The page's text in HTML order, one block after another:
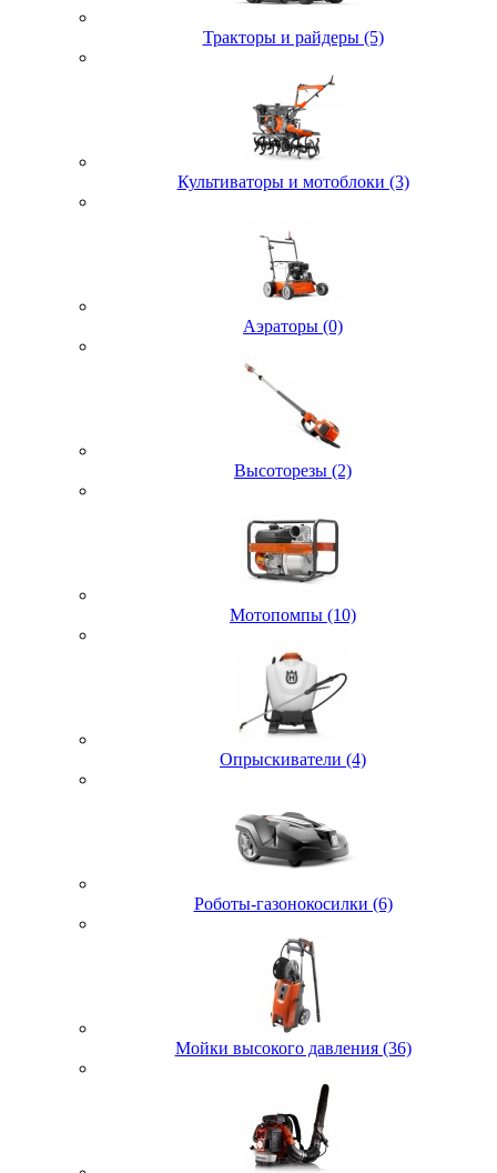
Тракторы и райдеры (5)
Культиваторы и мотоблоки (3)
Аэраторы (0)
Высоторезы (2)
Мотопомпы (10)
Опрыскиватели (4)
Роботы-газонокосилки (6)
Мойки высокого давления (36)